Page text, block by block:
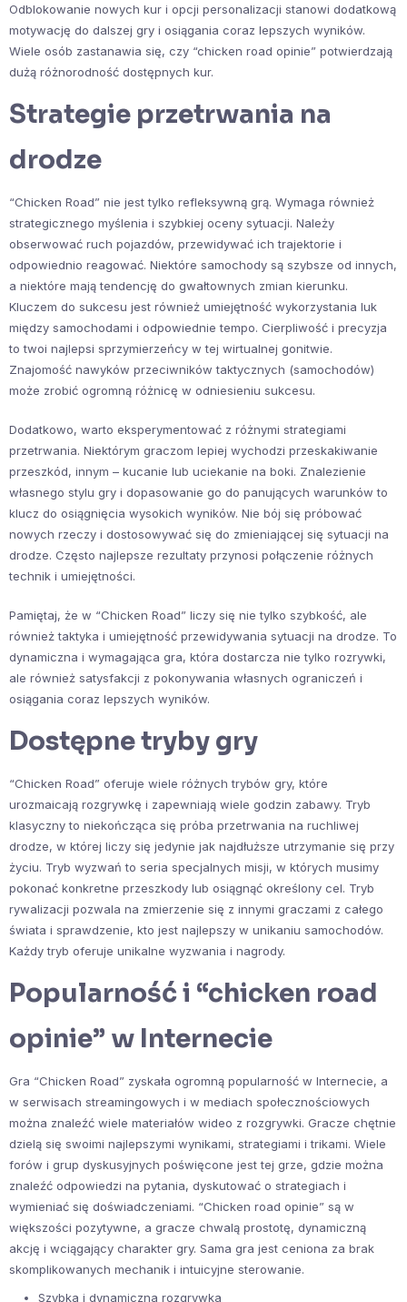
Odblokowanie nowych kur i opcji personalizacji stanowi dodatkową
motywację do dalszej gry i osiągania coraz lepszych wyników.
Wiele osób zastanawia się, czy “chicken road opinie” potwierdzają
dużą różnorodność dostępnych kur.
Strategie przetrwania na
drodze
“Chicken Road” nie jest tylko refleksywną grą. Wymaga również
strategicznego myślenia i szybkiej oceny sytuacji. Należy
obserwować ruch pojazdów, przewidywać ich trajektorie i
odpowiednio reagować. Niektóre samochody są szybsze od innych,
a niektóre mają tendencję do gwałtownych zmian kierunku.
Kluczem do sukcesu jest również umiejętność wykorzystania luk
między samochodami i odpowiednie tempo. Cierpliwość i precyzja
to twoi najlepsi sprzymierzeńcy w tej wirtualnej gonitwie.
Znajomość nawyków przeciwników taktycznych (samochodów)
może zrobić ogromną różnicę w odniesieniu sukcesu.
Dodatkowo, warto eksperymentować z różnymi strategiami
przetrwania. Niektórym graczom lepiej wychodzi przeskakiwanie
przeszkód, innym – kucanie lub uciekanie na boki. Znalezienie
własnego stylu gry i dopasowanie go do panujących warunków to
klucz do osiągnięcia wysokich wyników. Nie bój się próbować
nowych rzeczy i dostosowywać się do zmieniającej się sytuacji na
drodze. Często najlepsze rezultaty przynosi połączenie różnych
technik i umiejętności.
Pamiętaj, że w “Chicken Road” liczy się nie tylko szybkość, ale
również taktyka i umiejętność przewidywania sytuacji na drodze. To
dynamiczna i wymagająca gra, która dostarcza nie tylko rozrywki,
ale również satysfakcji z pokonywania własnych ograniczeń i
osiągania coraz lepszych wyników.
Dostępne tryby gry
“Chicken Road” oferuje wiele różnych trybów gry, które
urozmaicają rozgrywkę i zapewniają wiele godzin zabawy. Tryb
klasyczny to niekończąca się próba przetrwania na ruchliwej
drodze, w której liczy się jedynie jak najdłuższe utrzymanie się przy
życiu. Tryb wyzwań to seria specjalnych misji, w których musimy
pokonać konkretne przeszkody lub osiągnąć określony cel. Tryb
rywalizacji pozwala na zmierzenie się z innymi graczami z całego
świata i sprawdzenie, kto jest najlepszy w unikaniu samochodów.
Każdy tryb oferuje unikalne wyzwania i nagrody.
Popularność i “chicken road
opinie” w Internecie
Gra “Chicken Road” zyskała ogromną popularność w Internecie, a
w serwisach streamingowych i w mediach społecznościowych
można znaleźć wiele materiałów wideo z rozgrywki. Gracze chętnie
dzielą się swoimi najlepszymi wynikami, strategiami i trikami. Wiele
forów i grup dyskusyjnych poświęcone jest tej grze, gdzie można
znaleźć odpowiedzi na pytania, dyskutować o strategiach i
wymieniać się doświadczeniami. “Chicken road opinie” są w
większości pozytywne, a gracze chwalą prostotę, dynamiczną
akcję i wciągający charakter gry. Sama gra jest ceniona za brak
skomplikowanych mechanik i intuicyjne sterowanie.
Szybka i dynamiczna rozgrywka